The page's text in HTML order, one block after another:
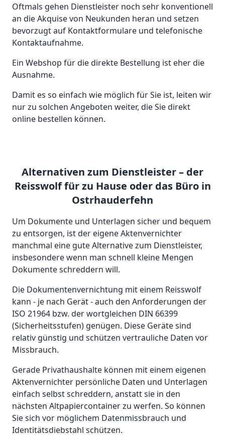
Oftmals gehen Dienstleister noch sehr konventionell
an die Akquise von Neukunden heran und setzen
bevorzugt auf Kontaktformulare und telefonische
Kontaktaufnahme.
Ein Webshop für die direkte Bestellung ist eher die
Ausnahme.
Damit es so einfach wie möglich für Sie ist, leiten wir
nur zu solchen Angeboten weiter, die Sie direkt
online bestellen können.
Alternativen zum Dienstleister – der
Reisswolf für zu Hause oder das Büro in
Ostrhauderfehn
Um Dokumente und Unterlagen sicher und bequem
zu entsorgen, ist der eigene Aktenvernichter
manchmal eine gute Alternative zum Dienstleister,
insbesondere wenn man schnell kleine Mengen
Dokumente schreddern will.
Die Dokumentenvernichtung mit einem Reisswolf
kann - je nach Gerät - auch den Anforderungen der
ISO 21964 bzw. der wortgleichen DIN 66399
(Sicherheitsstufen) genügen. Diese Geräte sind
relativ günstig und schützen vertrauliche Daten vor
Missbrauch.
Gerade Privathaushalte können mit einem eigenen
Aktenvernichter persönliche Daten und Unterlagen
einfach selbst schreddern, anstatt sie in den
nächsten Altpapiercontainer zu werfen. So können
Sie sich vor möglichem Datenmissbrauch und
Identitätsdiebstahl schützen.